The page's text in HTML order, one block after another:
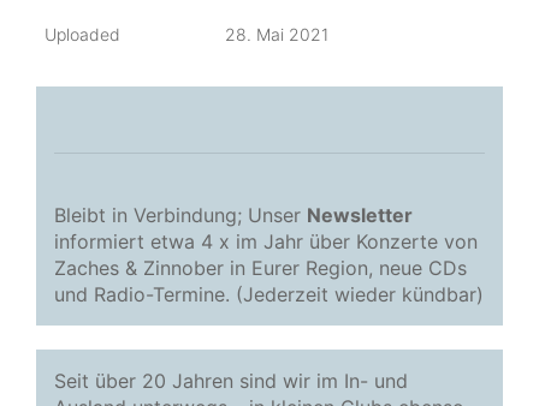
Uploaded 28. Mai 2021
Bleibt in Verbindung; Unser Newsletter
informiert etwa 4 x im Jahr über Konzerte von
Zaches & Zinnober in Eurer Region, neue CDs
und Radio-Termine. (Jederzeit wieder kündbar)
Seit über 20 Jahren sind wir im In- und